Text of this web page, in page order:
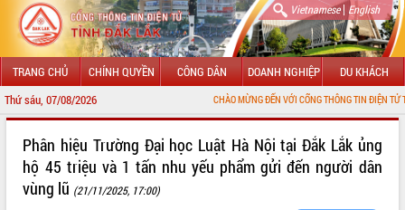
Vietnamese| English
TRANG CHỦ CHÍNH QUYỀN CÔNG DÂN DOANH NGHIỆP DU KHÁCH
Thứ sáu, 07/08/2026 CHÀO MỪNG ĐẾN VỚI CỔNG THÔNG TIN ĐIỆN TỬ TỈNH ĐẮK
LÃNH ĐẠO UBND TỈNH
Phân hiệu Trường Đại học Luật Hà Nội tại Đắk Lắk ủng
hộ 45 triệu và 1 tấn nhu yếu phẩm gửi đến người dân
vùng lũ (21/11/2025, 17:00)